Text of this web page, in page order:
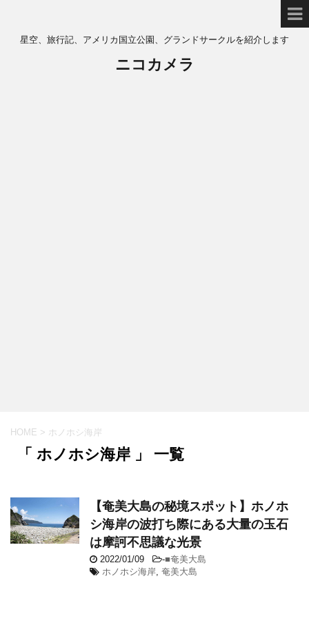
星空、旅行記、アメリカ国立公園、グランドサークルを紹介します
ニコカメラ
HOME > ホノホシ海岸
「 ホノホシ海岸 」 一覧
【奄美大島の秘境スポット】ホノホ
シ海岸の波打ち際にある大量の玉石
は摩訶不思議な光景
2022/01/09 -■奄美大島
ホノホシ海岸, 奄美大島